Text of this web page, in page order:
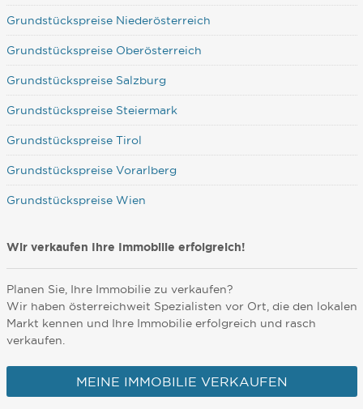
Grundstückspreise Niederösterreich
Grundstückspreise Oberösterreich
Grundstückspreise Salzburg
Grundstückspreise Steiermark
Grundstückspreise Tirol
Grundstückspreise Vorarlberg
Grundstückspreise Wien
Wir verkaufen Ihre Immobilie erfolgreich!
Planen Sie, Ihre Immobilie zu verkaufen?
Wir haben österreichweit Spezialisten vor Ort, die den lokalen
Markt kennen und Ihre Immobilie erfolgreich und rasch
verkaufen.
MEINE IMMOBILIE VERKAUFEN